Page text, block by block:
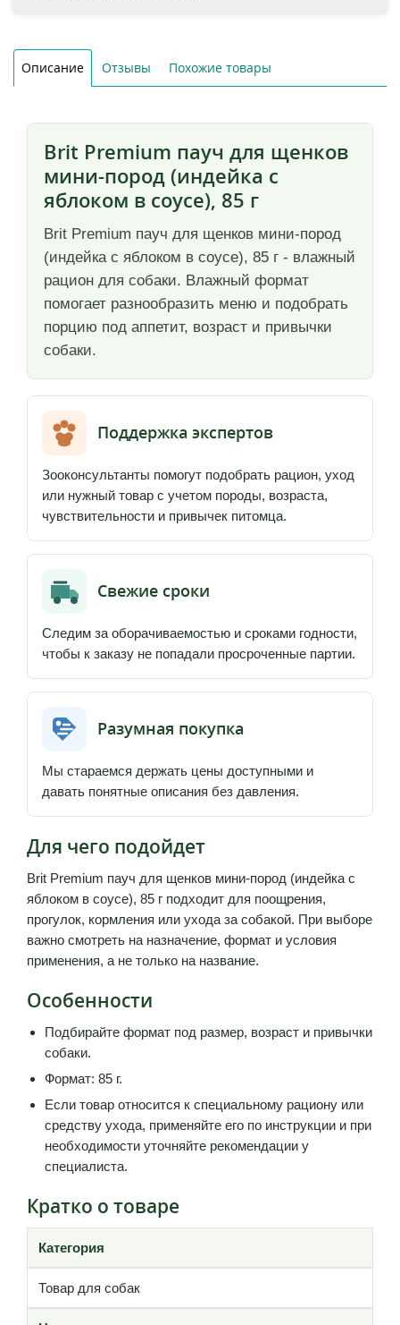
Описание Отзывы Похожие товары
Brit Premium пауч для щенков
мини-пород (индейка с
яблоком в соусе), 85 г
Brit Premium пауч для щенков мини-пород
(индейка с яблоком в соусе), 85 г - влажный
рацион для собаки. Влажный формат
помогает разнообразить меню и подобрать
порцию под аппетит, возраст и привычки
собаки.
Поддержка экспертов
Зооконсультанты помогут подобрать рацион, уход
или нужный товар с учетом породы, возраста,
чувствительности и привычек питомца.
Свежие сроки
Следим за оборачиваемостью и сроками годности,
чтобы к заказу не попадали просроченные партии.
Разумная покупка
Мы стараемся держать цены доступными и
давать понятные описания без давления.
Для чего подойдет
Brit Premium пауч для щенков мини-пород (индейка с
яблоком в соусе), 85 г подходит для поощрения,
прогулок, кормления или ухода за собакой. При выборе
важно смотреть на назначение, формат и условия
применения, а не только на название.
Особенности
Подбирайте формат под размер, возраст и привычки
собаки.
Формат: 85 г.
Если товар относится к специальному рациону или
средству ухода, применяйте его по инструкции и при
необходимости уточняйте рекомендации у
специалиста.
Кратко о товаре
Категория
Товар для собак